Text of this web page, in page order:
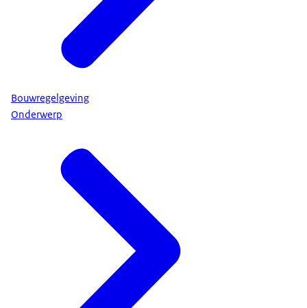
Bouwregelgeving
Onderwerp